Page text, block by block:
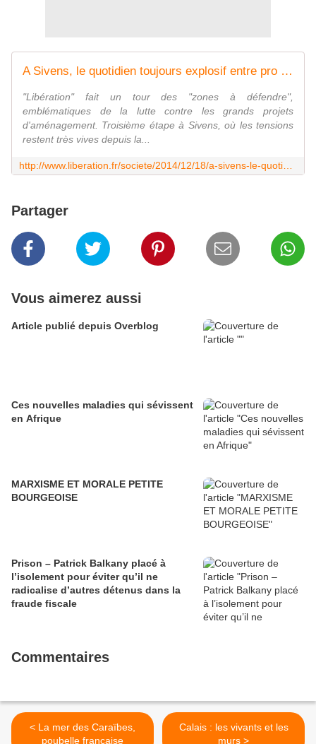
A Sivens, le quotidien toujours explosif entre pro et anti-barrage
"Libération" fait un tour des "zones à défendre",
emblématiques de la lutte contre les grands projets
d'aménagement. Troisième étape à Sivens, où les tensions
restent très vives depuis la...
Partager
Vous aimerez aussi
Article publié depuis Overblog
Ces nouvelles maladies qui sévissent
en Afrique
MARXISME ET MORALE PETITE
BOURGEOISE
Prison – Patrick Balkany placé à
l’isolement pour éviter qu’il ne
radicalise d’autres détenus dans la
fraude fiscale
Commentaires
< La mer des Caraïbes,
poubelle française
Calais : les vivants et les
murs >